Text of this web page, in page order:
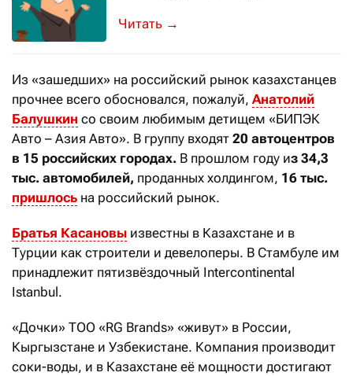
Больше всего стартаперов
→
Из «зашедших» на российский рынок казахстанцев
прочнее всего обосновался, пожалуй, Анатолий
Балушкин со своим любимым детищем «БИПЭК
Авто – Азия Авто». В группу входят 20 автоцентров
в 15 российских городах. В прошлом году из 34,3
тыс. автомобилей, проданных холдингом, 16 тыс.
пришлось на российский рынок.
Братья Касановы известны в Казахстане и в
Турции как строители и девелоперы. В Стамбуле им
принадлежит пятизвёздочный Intercontinental
Istanbul.
«Дочки» ТОО «RG Brands» «живут» в России,
Кыргызстане и Узбекистане. Компания производит
соки-воды, и в Казахстане её мощности достигают